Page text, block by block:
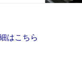
はこちら